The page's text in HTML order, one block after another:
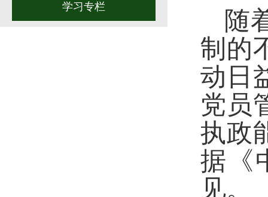
学习专栏
随
制的
动日
党员
执政
据《
见。